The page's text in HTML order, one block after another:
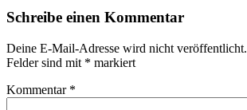
Schreibe einen Kommentar
Deine E-Mail-Adresse wird nicht veröffentlicht.
Felder sind mit * markiert
Kommentar *